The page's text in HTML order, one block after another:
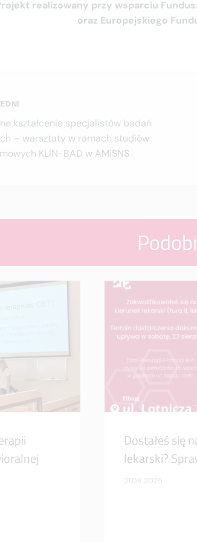
realizowany przy wsparciu
oraz Europejskiego
kształcenie specjalistów badań
– warsztaty w ramach studiów
KLIN-BAD w AMiSNS
Dostałeś się
lekarski?
21.08.2025